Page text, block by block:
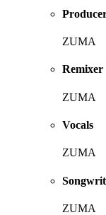
ZUMA
Remixer
ZUMA
Vocals
ZUMA
ZUMA